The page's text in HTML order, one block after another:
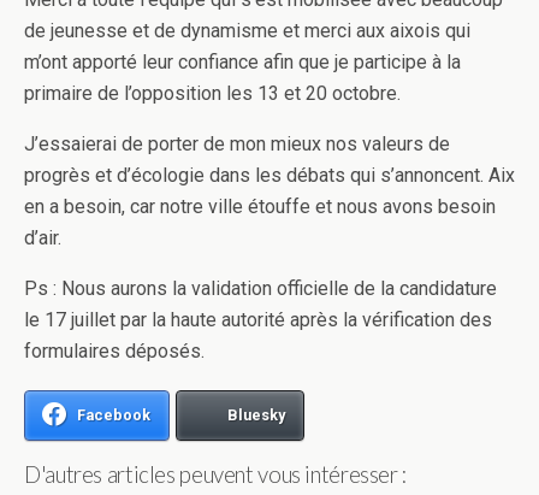
de jeunesse et de dynamisme et merci aux aixois qui
m’ont apporté leur confiance afin que je participe à la
primaire de l’opposition les 13 et 20 octobre.
J’essaierai de porter de mon mieux nos valeurs de
progrès et d’écologie dans les débats qui s’annoncent. Aix
en a besoin, car notre ville étouffe et nous avons besoin
d’air.
Ps : Nous aurons la validation officielle de la candidature
le 17 juillet par la haute autorité après la vérification des
formulaires déposés.
Facebook Bluesky
D'autres articles peuvent vous intéresser :